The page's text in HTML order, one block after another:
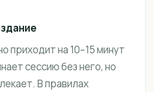
приходит на 10–15 минут
сессию без него, но
В правилах